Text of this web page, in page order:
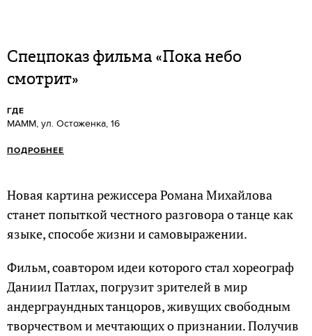
Спецпоказ фильма «Пока небо
смотрит»
ГДЕ
МАММ, ул. Остоженка, 16
ПОДРОБНЕЕ
Новая картина режиссера Романа Михайлова
станет попыткой честного разговора о танце как
языке, способе жизни и самовыражении.
Фильм, соавтором идеи которого стал хореограф
Даниил Патлах, погрузит зрителей в мир
андерграундных танцоров, живущих свободным
творчеством и мечтающих о признании. Получив